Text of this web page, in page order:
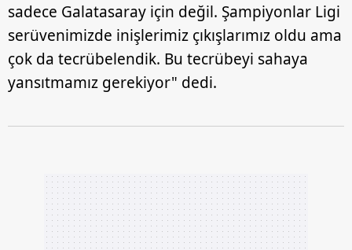
sadece Galatasaray için değil. Şampiyonlar Ligi
serüvenimizde inişlerimiz çıkışlarımız oldu ama
çok da tecrübelendik. Bu tecrübeyi sahaya
yansıtmamız gerekiyor" dedi.